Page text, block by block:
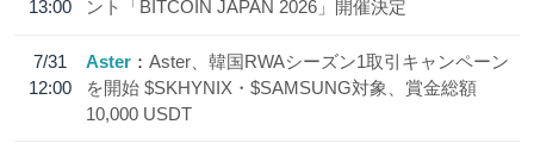
13:00
ント「BITCOIN JAPAN 2026」開催決定
7/31
12:00
Aster
Aster、韓国RWAシーズン1取引キャンペーン
を開始 $SKHYNIX・$SAMSUNG対象、賞金総額
10,000 USDT